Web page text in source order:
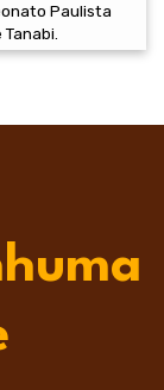
Paulista